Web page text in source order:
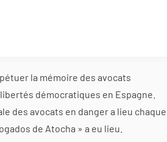
la mémoire des avocats
démocratiques en Espagne.
des avocats en danger a lieu chaque
de Atocha » a eu lieu.